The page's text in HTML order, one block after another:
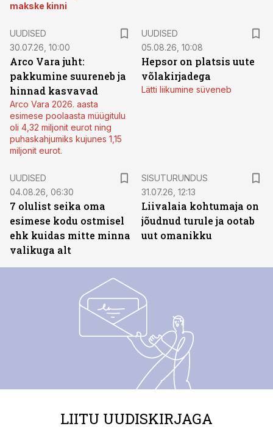
makske kinni
UUDISED
30.07.26, 10:00
Arco Vara juht:
pakkumine suureneb ja
hinnad kasvavad
Arco Vara 2026. aasta
esimese poolaasta müügitulu
oli 4,32 miljonit eurot ning
puhaskahjumiks kujunes 1,15
miljonit eurot.
UUDISED
05.08.26, 10:08
Hepsor on platsis uute
võlakirjadega
Lätti liikumine süveneb
UUDISED
04.08.26, 06:30
7 olulist seika oma
esimese kodu ostmisel
ehk kuidas mitte minna
valikuga alt
SISUTURUNDUS
31.07.26, 12:13
Liivalaia kohtumaja on
jõudnud turule ja ootab
uut omanikku
LIITU UUDISKIRJAGA